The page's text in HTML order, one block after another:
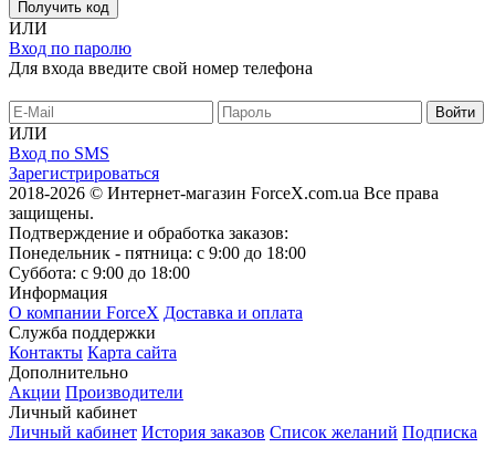
Получить код
ИЛИ
Вход по паролю
Для входа введите свой номер телефона
ИЛИ
Вход по SMS
Зарегистрироваться
2018-2026 © Интернет-магазин ForceX.com.ua Все права
защищены.
Подтверждение и обработка заказов:
Понедельник - пятница: с 9:00 до 18:00
Суббота: с 9:00 до 18:00
Информация
О компании ForceX Доставка и оплата
Служба поддержки
Контакты Карта сайта
Дополнительно
Акции Производители
Личный кабинет
Личный кабинет История заказов Список желаний Подписка